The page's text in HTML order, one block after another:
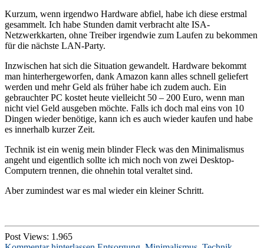
Kurzum, wenn irgendwo Hardware abfiel, habe ich diese erstmal
gesammelt. Ich habe Stunden damit verbracht alte ISA-
Netzwerkkarten, ohne Treiber irgendwie zum Laufen zu bekommen
für die nächste LAN-Party.
Inzwischen hat sich die Situation gewandelt. Hardware bekommt
man hinterhergeworfen, dank Amazon kann alles schnell geliefert
werden und mehr Geld als früher habe ich zudem auch. Ein
gebrauchter PC kostet heute vielleicht 50 – 200 Euro, wenn man
nicht viel Geld ausgeben möchte. Falls ich doch mal eins von 10
Dingen wieder benötige, kann ich es auch wieder kaufen und habe
es innerhalb kurzer Zeit.
Technik ist ein wenig mein blinder Fleck was den Minimalismus
angeht und eigentlich sollte ich mich noch von zwei Desktop-
Computern trennen, die ohnehin total veraltet sind.
Aber zumindest war es mal wieder ein kleiner Schritt.
Post Views: 1.965